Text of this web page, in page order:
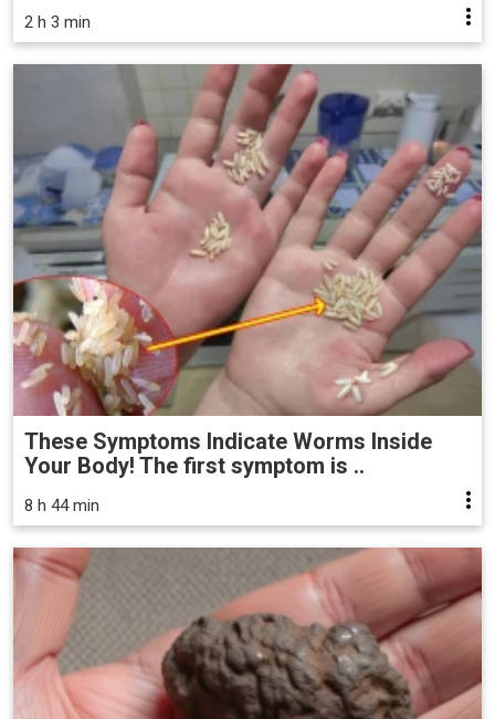
2 h 3 min
These Symptoms Indicate Worms Inside
Your Body! The first symptom is ..
8 h 44 min